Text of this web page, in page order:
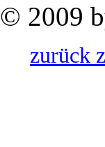
© 2009
zurück